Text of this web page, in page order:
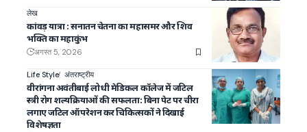
लेख
कांवड़ यात्रा : सनातन चेतना का महासमर और शिव
भक्ति का महाकुंभ
अगस्त 5, 2026
Life Style अंतराष्ट्रीय
वीरांगना अवंतीबाई लोधी मेडिकल कॉलेज में जटिल
स्त्री रोग शल्यक्रियाओं की सफलता: बिना पेट पर चीरा
लगाए जटिल ऑपरेशन कर चिकित्सकों ने दिखाई
विशेषज्ञता